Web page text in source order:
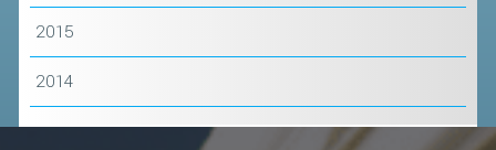
2015
2014
STAFF TECNICO
SCHEDE ATLETI